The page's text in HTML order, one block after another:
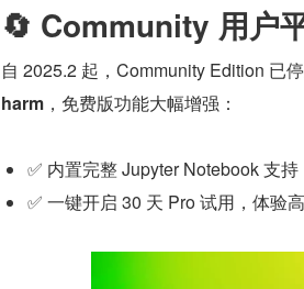
🔄 Community 用户
自 2025.2 起，Community Edition 已
harm ，免费版功能大幅增强：
✅ 内置完整 Jupyter Notebook 支持
✅ 一键开启 30 天 Pro 试用，体验